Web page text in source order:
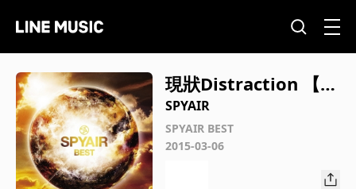
現狀Distraction 【電
影「銀魂完結篇：永遠
的萬事屋」主題曲】
SPYAIR
SPYAIR BEST
2015-03-06